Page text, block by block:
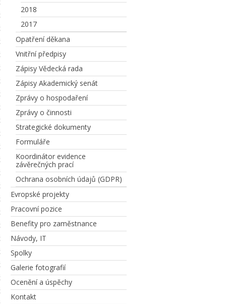
2018
2017
Opatření děkana
Vnitřní předpisy
Zápisy Vědecká rada
Zápisy Akademický senát
Zprávy o hospodaření
Zprávy o činnosti
Strategické dokumenty
Formuláře
Koordinátor evidence
závěrečných prací
Ochrana osobních údajů (GDPR)
Evropské projekty
Pracovní pozice
Benefity pro zaměstnance
Návody, IT
Spolky
Galerie fotografií
Ocenění a úspěchy
Kontakt